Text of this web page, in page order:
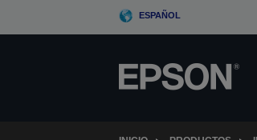
ESPAÑOL